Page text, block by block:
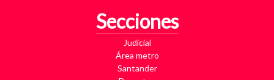
extorsión. En su poder fueron hallados varios
elementos que ahora hacen parte del proceso
judicial, entre ellos una motocicleta utilizada para
los desplazamientos, dos teléfonos celulares y
panfletos extorsivos presuntamente empleados
Secciones
Judicial
Área metro
Santander